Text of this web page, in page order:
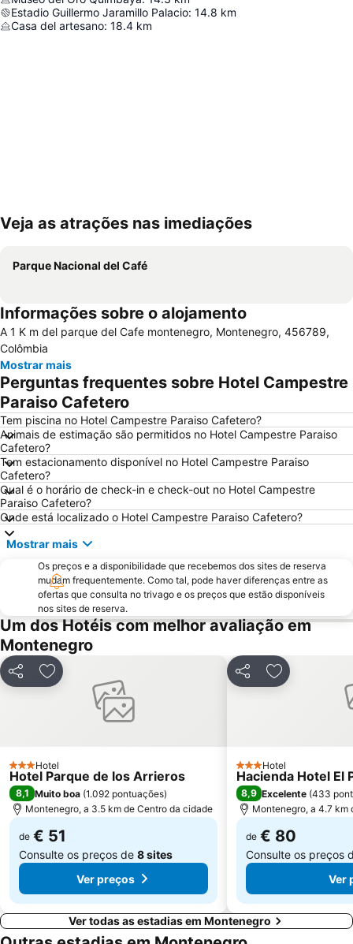
Estadio Guillermo Jaramillo Palacio: 14.8 km
Casa del artesano: 18.4 km
Ampliar mapa
Veja as atrações nas imediações
Parque Nacional del Café
Informações sobre o alojamento
A 1 K m del parque del Cafe montenegro, Montenegro, 456789,
Colômbia
Mostrar mais
Perguntas frequentes sobre Hotel Campestre
Paraiso Cafetero
Tem piscina no Hotel Campestre Paraiso Cafetero?
Animais de estimação são permitidos no Hotel Campestre Paraiso
Cafetero?
Tem estacionamento disponível no Hotel Campestre Paraiso
Cafetero?
Qual é o horário de check-in e check-out no Hotel Campestre
Paraiso Cafetero?
Onde está localizado o Hotel Campestre Paraiso Cafetero?
Mostrar mais
Os preços e a disponibilidade que recebemos dos sites de reserva
mudam frequentemente. Como tal, pode haver diferenças entre as
ofertas que consulta no trivago e os preços que estão disponíveis
nos sites de reserva.
Um dos Hotéis com melhor avaliação em
Montenegro
PartilharAdicionar aos favoritos
3 Estrelas
Hotel
Hotel Parque de los Arrieros
8,1 Muito boa (1.092 pontuações)
Montenegro, a 3.5 km de Centro da cidade
de € 51
Consulte os preços de 8 sites
Ver preços
PartilharAdicionar
3 Estrelas
Hotel
Hacienda Hotel El
8,9 Excelente (433
Montenegro, a 4.7 km
de € 80
Consulte os preços
Ver
Ver todas as estadias em Montenegro